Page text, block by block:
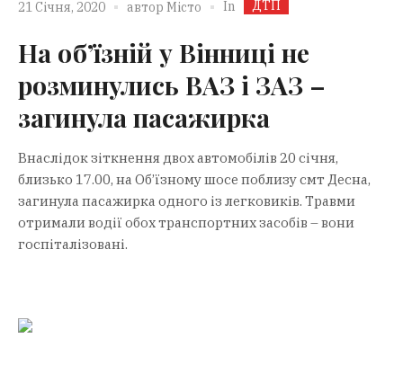
21 Січня, 2020 автор Місто In ДТП
На об’їзній у Вінниці не
розминулись ВАЗ і ЗАЗ –
загинула пасажирка
Внаслідок зіткнення двох автомобілів 20 січня,
близько 17.00, на Об’їзному шосе поблизу смт Десна,
загинула пасажирка одного із легковиків. Травми
отримали водії обох транспортних засобів – вони
госпіталізовані.